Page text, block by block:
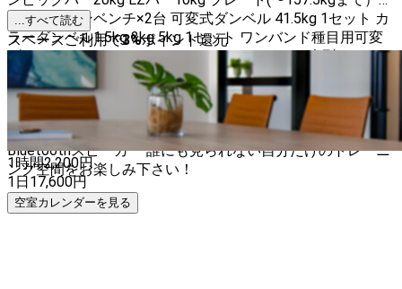
インクラインベンチ×2台 可変式ダンベル 41.5kg 1セット カ
ラーダンベル1.5kg 3kg 5kg 1セット ワンバンド種目用可変
ダンベル40kg フィットネスマット ヨガマット 大型ヨガマッ
ト2枚 フォームローラー2本 ゴムバンド 5本 ステップ台3段
パワーグリップ リストラップ ウェイトリフティングベルト
ディップスベルト アブローラー(腹筋ローラー) オリンピッ
クバーパッド ストレッチポール2本 電解水素水サーバー
Bluetoothスピーカー 誰にも見られない自分だけのトレーニ
ング空間をお楽しみ下さい！
...すべて読む
スペースご利用で3%ポイント還元
1時間2,200円
1日17,600円
空室カレンダーを見る